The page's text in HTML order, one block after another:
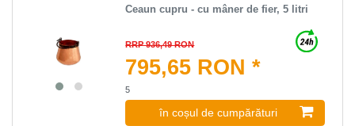
Ceaun cupru - cu mâner de fier, 5 litri
RRP 936,49 RON
795,65 RON *
5
în coșul de cumpărături